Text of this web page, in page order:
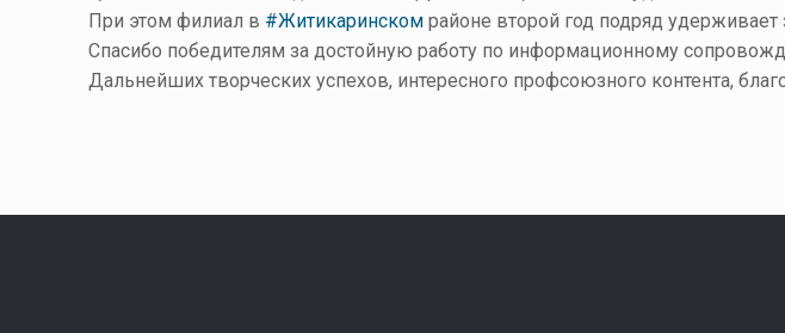
При этом филиал в #Житикаринском районе второй год подряд
Спасибо победителям за достойную работу по информационному
Дальнейших творческих успехов, интересного профсоюзного контента,